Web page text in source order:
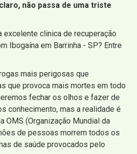
não passa de uma triste
excelente clinica de recuperação
Ibogaína em Barrinha - SP? Entre
mais perigosas que
que provoca mais mortes em todo
fechar os olhos e fazer de
conhecimento, mas a realidade é
OMS (Organização Mundial da
de pessoas morrem todos os
de saúde provocados pelo